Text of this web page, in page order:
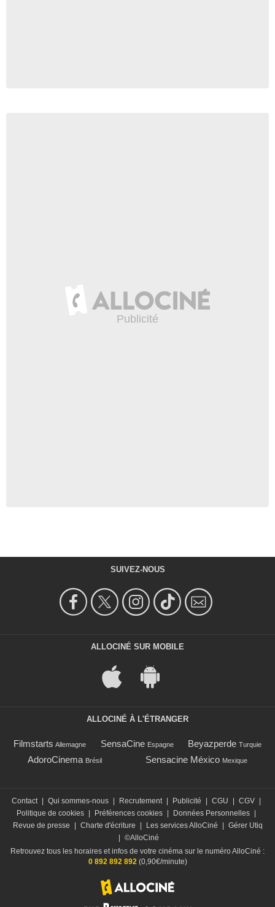
SUIVEZ-NOUS
ALLOCINÉ SUR MOBILE
ALLOCINÉ À L'ÉTRANGER
Filmstarts Allemagne SensaCine Espagne Beyazperde Turquie
AdoroCinema Brésil Sensacine México Mexique
Contact Qui sommes-nous Recrutement Publicité CGU CGV
Politique de cookies
Préférences cookies Données Personnelles
Revue de presse
Charte d'écriture Les services AlloCiné
Gérer Utiq
©AlloCiné
Retrouvez tous les horaires et infos de votre cinéma sur le numéro AlloCiné :
0 892 892 892(0,90€/minute)